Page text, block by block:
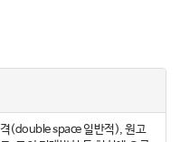
(double space 일반적), 원고